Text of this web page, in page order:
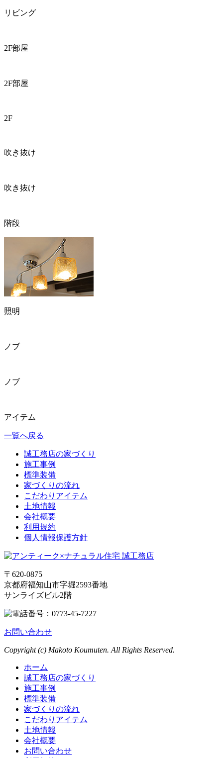
リビング
2F部屋
2F部屋
2F
吹き抜け
吹き抜け
階段
照明
ノブ
ノブ
アイテム
一覧へ戻る
誠工務店の家づくり
施工事例
標準装備
家づくりの流れ
こだわりアイテム
土地情報
会社概要
利用規約
個人情報保護方針
〒620-0875
京都府福知山市字堀2593番地
サンライズビル2階
お問い合わせ
Copyright (c) Makoto Koumuten. All Rights Reserved.
ホーム
誠工務店の家づくり
施工事例
標準装備
家づくりの流れ
こだわりアイテム
土地情報
会社概要
お問い合わせ